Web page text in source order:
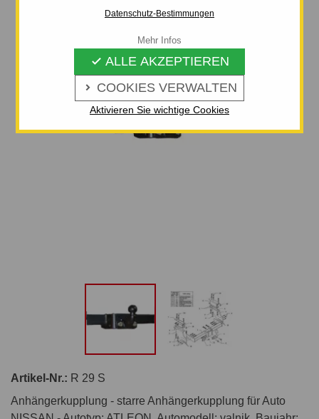
Datenschutz-Bestimmungen
 COOKIES VERWALTEN
 ALLE AKZEPTIEREN
Aktivieren Sie wichtige Cookies
Mehr Infos
Artikel-Nr.: R 29 S
Anhängerkupplung - starre Anhängerkupplung für Auto